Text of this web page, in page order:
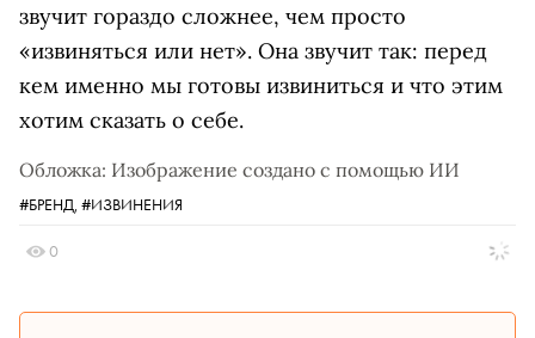
звучит гораздо сложнее, чем просто
«извиняться или нет». Она звучит так: перед
кем именно мы готовы извиниться и что этим
хотим сказать о себе.
Обложка: Изображение создано с помощью ИИ
#БРЕНД, #ИЗВИНЕНИЯ
0